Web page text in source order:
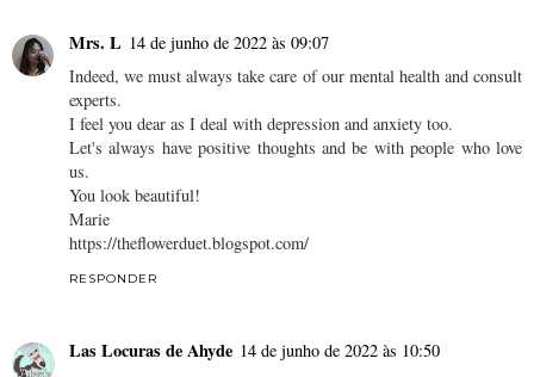
Mrs. L 14 de junho de 2022 às 09:07
Indeed, we must always take care of our mental health and consult
experts.
I feel you dear as I deal with depression and anxiety too.
Let's always have positive thoughts and be with people who love
us.
You look beautiful!
Marie
https://theflowerduet.blogspot.com/
RESPONDER
Las Locuras de Ahyde 14 de junho de 2022 às 10:50